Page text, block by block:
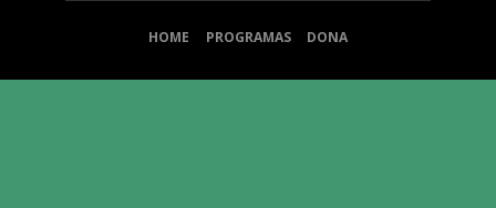
HOME PROGRAMAS DONA